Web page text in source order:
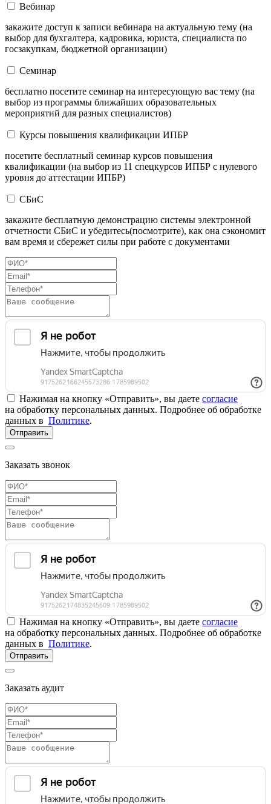
Вебинар
закажите доступ к записи вебинара на актуальную тему (на
выбор для бухгалтера, кадровика, юриста, специалиста по
госзакупкам, бюджетной организации)
Семинар
бесплатно посетите семинар на интересующую вас тему (на
выбор из программы ближайших образовательных
мероприятий для разных специалистов)
Курсы повышения квалификации ИПБР
посетите бесплатный семинар курсов повышения
квалификации (на выбор из 11 спецкурсов ИПБР с нулевого
уровня до аттестации ИПБР)
СБиС
закажите бесплатную демонстрацию системы электронной
отчетности СБиС и убедитесь(посмотрите), как она сэкономит
вам время и сбережет силы при работе с документами
Нажимая на кнопку «Отправить», вы даете согласие
на обработку персональных данных. Подробнее об обработке
данных в Политике.
Отправить
Заказать звонок
Нажимая на кнопку «Отправить», вы даете согласие
на обработку персональных данных. Подробнее об обработке
данных в Политике.
Отправить
Заказать аудит